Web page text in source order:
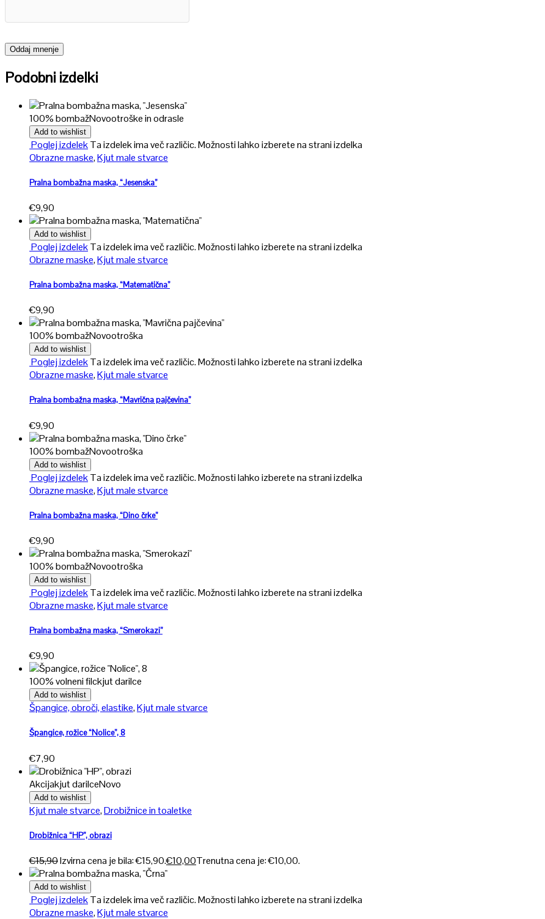
Podobni izdelki
100% bombažNovootroške in odrasle
Add to wishlist
Poglej izdelekTa izdelek ima več različic. Možnosti lahko izberete na strani izdelka
Obrazne maske,Kjut male stvarce
Pralna bombažna maska, “Jesenska”
€9,90
Add to wishlist
Poglej izdelekTa izdelek ima več različic. Možnosti lahko izberete na strani izdelka
Obrazne maske,Kjut male stvarce
Pralna bombažna maska, “Matematična”
€9,90
100% bombažNovootroška
Add to wishlist
Poglej izdelekTa izdelek ima več različic. Možnosti lahko izberete na strani izdelka
Obrazne maske,Kjut male stvarce
Pralna bombažna maska, “Mavrična pajčevina”
€9,90
100% bombažNovootroška
Add to wishlist
Poglej izdelekTa izdelek ima več različic. Možnosti lahko izberete na strani izdelka
Obrazne maske,Kjut male stvarce
Pralna bombažna maska, “Dino črke”
€9,90
100% bombažNovootroška
Add to wishlist
Poglej izdelekTa izdelek ima več različic. Možnosti lahko izberete na strani izdelka
Obrazne maske,Kjut male stvarce
Pralna bombažna maska, “Smerokazi”
€9,90
100% volneni filckjut darilce
Add to wishlist
Špangice, obroči, elastike,Kjut male stvarce
Špangice, rožice “Nolice”, 8
€7,90
Akcijakjut darilceNovo
Add to wishlist
Kjut male stvarce,Drobižnice in toaletke
Drobižnica “HP”, obrazi
€15,90Izvirna cena je bila: €15,90.€10,00Trenutna cena je: €10,00.
Add to wishlist
Poglej izdelekTa izdelek ima več različic. Možnosti lahko izberete na strani izdelka
Obrazne maske,Kjut male stvarce